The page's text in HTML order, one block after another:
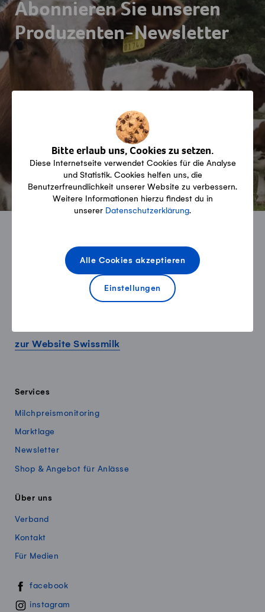
Bitte erlaub uns, Cookies zu setzen.
Diese Internetseite verwendet Cookies für die Analyse
und Statistik. Cookies helfen uns, die
Benutzerfreundlichkeit unserer Website zu verbessern.
Weitere Informationen hierzu findest du in
unserer Datenschutzerklärung.
Einstellungen
Alle Cookies akzeptieren
Abonnieren Sie unseren
Produzenten-Newsletter
Die SMP vertritt die Interessen der Schweizer
Milchproduzenten und ihrer lokalen und
regionalen Organisationen auf gesellschafts- und
zur Website Swissmilk
Services
Milchpreismonitoring
Marktlage
Newsletter
Shop & Angebot für Anlässe
Über uns
Verband
Kontakt
Für Medien
Swissmillk auf Social Media
facebook
instagram